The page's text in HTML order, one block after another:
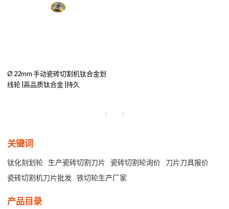
Ø 22mm 手动瓷砖切割机钛合金划
线轮 |高品质钛合金 |持久
关键词
钛化刻划轮 生产瓷砖切割刀片 瓷砖切割轮询价
刀片刀具报价
瓷砖切割机刀片批发
铁切轮生产厂家
产品目录